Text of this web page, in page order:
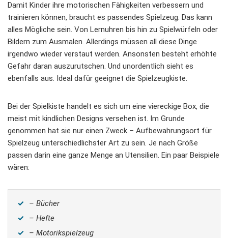
Damit Kinder ihre motorischen Fähigkeiten verbessern und
trainieren können, braucht es passendes Spielzeug. Das kann
alles Mögliche sein. Von Lernuhren bis hin zu Spielwürfeln oder
Bildern zum Ausmalen. Allerdings müssen all diese Dinge
irgendwo wieder verstaut werden. Ansonsten besteht erhöhte
Gefahr daran auszurutschen. Und unordentlich sieht es
ebenfalls aus. Ideal dafür geeignet die Spielzeugkiste.
Bei der Spielkiste handelt es sich um eine viereckige Box, die
meist mit kindlichen Designs versehen ist. Im Grunde
genommen hat sie nur einen Zweck – Aufbewahrungsort für
Spielzeug unterschiedlichster Art zu sein. Je nach Größe
passen darin eine ganze Menge an Utensilien. Ein paar Beispiele
wären:
– Bücher
– Hefte
– Motorikspielzeug